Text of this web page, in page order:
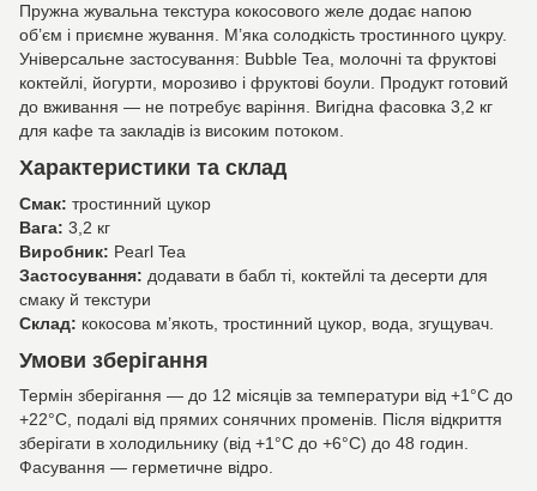
Пружна жувальна текстура кокосового желе додає напою
об’єм і приємне жування. М’яка солодкість тростинного цукру.
Універсальне застосування: Bubble Tea, молочні та фруктові
коктейлі, йогурти, морозиво і фруктові боули. Продукт готовий
до вживання — не потребує варіння. Вигідна фасовка 3,2 кг
для кафе та закладів із високим потоком.
Характеристики та склад
Смак: тростинний цукор
Вага: 3,2 кг
Виробник: Pearl Tea
Застосування: додавати в бабл ті, коктейлі та десерти для
смаку й текстури
Склад: кокосова м’якоть, тростинний цукор, вода, згущувач.
Умови зберігання
Термін зберігання — до 12 місяців за температури від +1°C до
+22°C, подалі від прямих сонячних променів. Після відкриття
зберігати в холодильнику (від +1°C до +6°C) до 48 годин.
Фасування — герметичне відро.